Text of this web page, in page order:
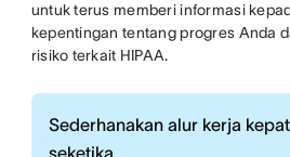
untuk terus memberi informasi
kepentingan tentang progres Anda
risiko terkait HIPAA.
Sederhanakan alur kerja